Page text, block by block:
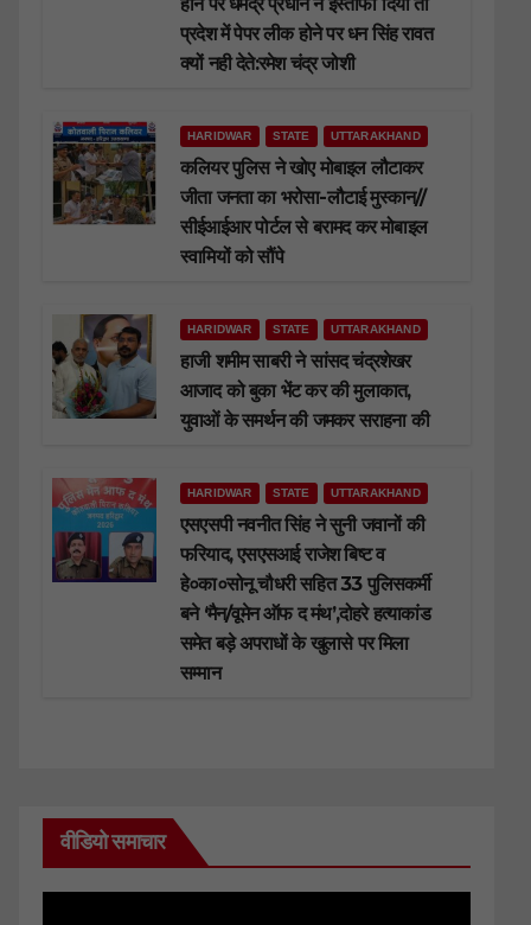
प्रदेश में पेपर लीक होने पर धन सिंह रावत
क्यों नही देते:रमेश चंद्र जोशी
HARIDWAR STATE UTTARAKHAND
कलियर पुलिस ने खोए मोबाइल लौटाकर
जीता जनता का भरोसा-लौटाई मुस्कान//
सीईआईआर पोर्टल से बरामद कर मोबाइल
स्वामियों को सौंपे
HARIDWAR STATE UTTARAKHAND
हाजी शमीम साबरी ने सांसद चंद्रशेखर
आजाद को बुका भेंट कर की मुलाकात,
युवाओं के समर्थन की जमकर सराहना की
HARIDWAR STATE UTTARAKHAND
एसएसपी नवनीत सिंह ने सुनी जवानों की
फरियाद, एसएसआई राजेश बिष्ट व
हे०का०सोनू चौधरी सहित 33 पुलिसकर्मी
बने ‘मैन/वूमेन ऑफ द मंथ’,दोहरे हत्याकांड
समेत बड़े अपराधों के खुलासे पर मिला
सम्मान
वीडियो समाचार